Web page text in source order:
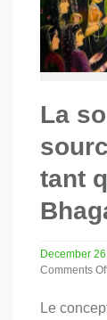
La
tant
December
Comments
LaLe